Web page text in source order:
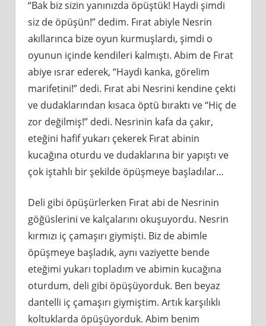
“Bak biz sizin yanınızda öpüştük! Haydi şimdi
siz de öpüşün!” dedim. Fırat abiyle Nesrin
akıllarınca bize oyun kurmuşlardı, şimdi o
oyunun içinde kendileri kalmıştı. Abim de Fırat
abiye ısrar ederek, “Haydi kanka, görelim
marifetini!” dedi. Fırat abi Nesrini kendine çekti
ve dudaklarından kısaca öptü bıraktı ve “Hiç de
zor değilmiş!” dedi. Nesrinin kafa da çakır,
eteğini hafif yukarı çekerek Fırat abinin
kucağına oturdu ve dudaklarına bir yapıştı ve
çok iştahlı bir şekilde öpüşmeye başladılar…
Deli gibi öpüşürlerken Fırat abi de Nesrinin
göğüslerini ve kalçalarını okuşuyordu. Nesrin
kırmızı iç çamaşırı giymişti. Biz de abimle
öpüşmeye başladık, aynı vaziyette bende
eteğimi yukarı topladım ve abimin kucağına
oturdum, deli gibi öpüşüyorduk. Ben beyaz
dantelli iç çamaşırı giymiştim. Artık karşılıklı
koltuklarda öpüşüyorduk. Abim benim